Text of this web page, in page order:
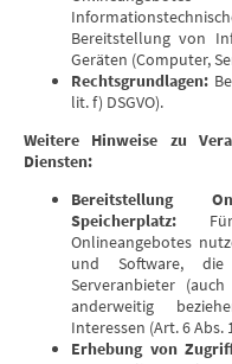
Bereitstellung von
Geräten (Computer,
Rechtsgrundlagen:
lit. f) DSGVO).
Weitere Hinweise zu
Diensten:
Bereitstellung
Speicherplatz:
Onlineangebotes
und Software,
Serveranbieter
anderweitig
Interessen (Art. 6 Abs.
Erhebung von